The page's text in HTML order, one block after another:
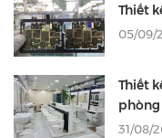
Thiết
05/09/
Thiết
31/08/